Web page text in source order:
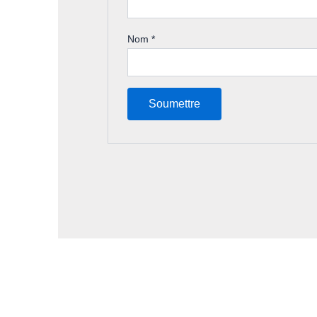
Nom *